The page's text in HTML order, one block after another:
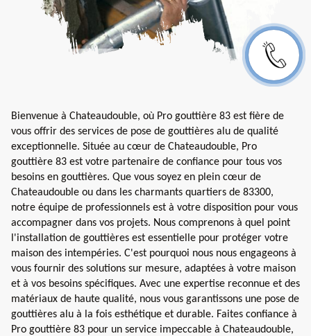
Bienvenue à Chateaudouble, où Pro gouttière 83 est fière de
vous offrir des services de pose de gouttières alu de qualité
exceptionnelle. Située au cœur de Chateaudouble, Pro
gouttière 83 est votre partenaire de confiance pour tous vos
besoins en gouttières. Que vous soyez en plein cœur de
Chateaudouble ou dans les charmants quartiers de 83300,
notre équipe de professionnels est à votre disposition pour vous
accompagner dans vos projets. Nous comprenons à quel point
l'installation de gouttières est essentielle pour protéger votre
maison des intempéries. C'est pourquoi nous nous engageons à
vous fournir des solutions sur mesure, adaptées à votre maison
et à vos besoins spécifiques. Avec une expertise reconnue et des
matériaux de haute qualité, nous vous garantissons une pose de
gouttières alu à la fois esthétique et durable. Faites confiance à
Pro gouttière 83 pour un service impeccable à Chateaudouble,